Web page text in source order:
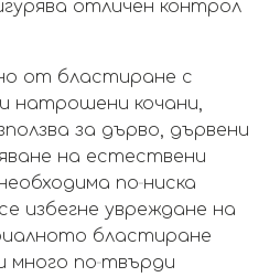
отличен контрол
от бластиране с
натрошени кочани,
за дърво, дървени
на естествени
по‑ниска
избегне увреждане на
бластиране
много по‑твърди